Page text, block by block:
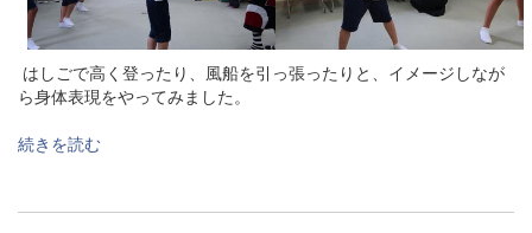
はしごで高く登ったり、風船を引っ張ったりと、イメージしなが
ら身体表現をやってみました。
続きを読む